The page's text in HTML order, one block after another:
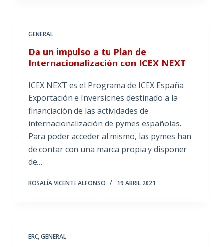
GENERAL
Da un impulso a tu Plan de
Internacionalización con ICEX NEXT
ICEX NEXT es el Programa de ICEX España
Exportación e Inversiones destinado a la
financiación de las actividades de
internacionalización de pymes españolas.
Para poder acceder al mismo, las pymes han
de contar con una marca propia y disponer
de…
ROSALÍA VICENTE ALFONSO 19 ABRIL 2021
ERC,GENERAL